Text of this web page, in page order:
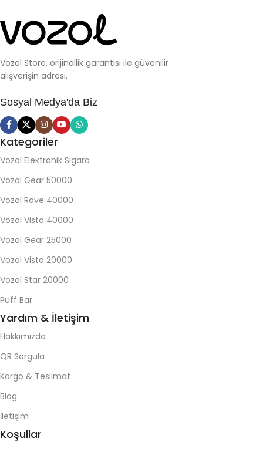
Vozol Store, orijinallik garantisi ile güvenilir
alışverişin adresi.
Sosyal Medya'da Biz
Kategoriler
Vozol Elektronik Sigara
Vozol Gear 50000
Vozol Rave 40000
Vozol Vista 40000
Vozol Gear 25000
Vozol Vista 20000
Vozol Star 20000
Puff Bar
Yardım & İletişim
Hakkımızda
QR Sorgula
Kargo & Teslimat
Blog
İletişim
Koşullar